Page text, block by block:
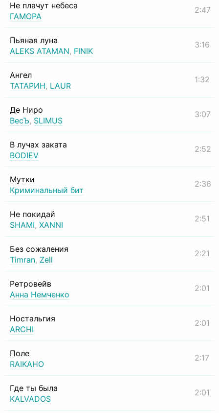
Не плачут небеса
ГАМОРА
2:47
Пьяная луна
ALEKS ATAMAN, FINIK
3:16
Ангел
ТАТАРИН, LAUR
1:32
Де Ниро
ВесЪ, SLIMUS
3:07
В лучах заката
BODIEV
2:52
Мутки
Криминальный бит
2:36
Не покидай
SHAMI, XANNI
2:51
Без сожаления
Timran, Zell
2:21
Ретровейв
Анна Немченко
2:01
Ностальгия
ARCHI
2:01
Поле
RAIKAHO
2:17
Где ты была
KALVADOS
2:01